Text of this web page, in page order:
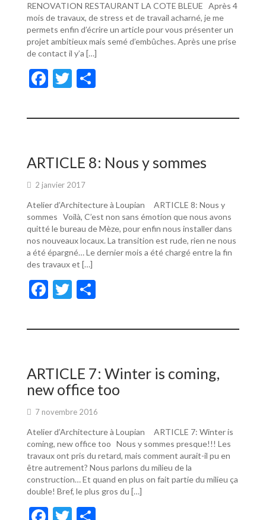
RENOVATION RESTAURANT LA COTE BLEUE Après 4
mois de travaux, de stress et de travail acharné, je me
permets enfin d’écrire un article pour vous présenter un
projet ambitieux mais semé d’embûches. Après une prise
de contact il y’a […]
F
e
o
o
k
T
itt ta
er
ARTICLE 8: Nous y sommes
2 janvier 2017
Atelier d’Architecture à Loupian ARTICLE 8: Nous y
sommes Voilà, C’est non sans émotion que nous avons
quitté le bureau de Mèze, pour enfin nous installer dans
nos nouveaux locaux. La transition est rude, rien ne nous
a été épargné… Le dernier mois a été chargé entre la fin
des travaux et […]
F
e
o
o
k
T
itt ta
er
ARTICLE 7: Winter is coming,
new office too
7 novembre 2016
Atelier d’Architecture à Loupian ARTICLE 7: Winter is
coming, new office too Nous y sommes presque!!! Les
travaux ont pris du retard, mais comment aurait-il pu en
être autrement? Nous parlons du milieu de la
construction… Et quand en plus on fait partie du milieu ça
double! Bref, le plus gros du […]